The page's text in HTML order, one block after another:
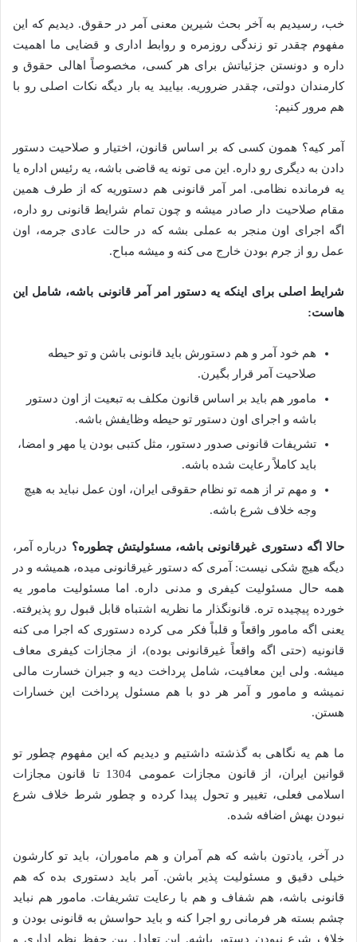
خب، رسیدیم به آخر بحث شیرین معنی آمر در حقوق. دیدیم که این
مفهوم چقدر تو زندگی روزمره و روابط اداری و قضایی ما اهمیت
داره و دونستن جزئیاتش برای هر کسی، مخصوصاً اهالی حقوق و
کارمندان دولتی، چقدر ضروریه. بیایید یه بار دیگه نکات اصلی رو با
هم مرور کنیم:
آمر کیه؟ همون کسی که بر اساس قانون، اختیار و صلاحیت دستور
دادن به دیگری رو داره. این می تونه یه قاضی باشه، یه رئیس اداره یا
یه فرمانده نظامی. امر آمر قانونی هم دستوریه که از طرف همین
مقام صلاحیت دار صادر میشه و چون تمام شرایط قانونی رو داره،
اگه اجرای اون منجر به عملی بشه که در حالت عادی جرمه، اون
عمل رو از جرم بودن خارج می کنه و میشه مباح.
شرایط اصلی برای اینکه یه دستور امر آمر قانونی باشه، شامل این
هاست:
هم خود آمر و هم دستورش باید قانونی باشن و تو حیطه
صلاحیت آمر قرار بگیرن.
مامور هم باید بر اساس قانون مکلف به تبعیت از اون دستور
باشه و اجرای اون دستور تو حیطه وظایفش باشه.
تشریفات قانونی صدور دستور، مثل کتبی بودن یا مهر و امضا،
باید کاملاً رعایت شده باشه.
و مهم تر از همه تو نظام حقوقی ایران، اون عمل نباید به هیچ
وجه خلاف شرع باشه.
حالا اگه دستوری غیرقانونی باشه، مسئولیتش چطوره؟ درباره آمر،
دیگه هیچ شکی نیست: آمری که دستور غیرقانونی میده، همیشه و در
همه حال مسئولیت کیفری و مدنی داره. اما مسئولیت مامور یه
خورده پیچیده تره. قانونگذار ما نظریه اشتباه قابل قبول رو پذیرفته.
یعنی اگه مامور واقعاً و قلباً فکر می کرده دستوری که اجرا می کنه
قانونیه (حتی اگه واقعاً غیرقانونی بوده)، از مجازات کیفری معاف
میشه. ولی این معافیت، شامل پرداخت دیه و جبران خسارت مالی
نمیشه و مامور و آمر هر دو با هم مسئول پرداخت این خسارات
هستن.
ما هم یه نگاهی به گذشته داشتیم و دیدیم که این مفهوم چطور تو
قوانین ایران، از قانون مجازات عمومی 1304 تا قانون مجازات
اسلامی فعلی، تغییر و تحول پیدا کرده و چطور شرط خلاف شرع
نبودن بهش اضافه شده.
در آخر، یادتون باشه که هم آمران و هم ماموران، باید تو کارشون
خیلی دقیق و مسئولیت پذیر باشن. آمر باید دستوری بده که هم
قانونی باشه، هم شفاف و هم با رعایت تشریفات. مامور هم نباید
چشم بسته هر فرمانی رو اجرا کنه و باید حواسش به قانونی بودن و
خلاف شرع نبودن دستور باشه. این تعادل بین حفظ نظم اداری و